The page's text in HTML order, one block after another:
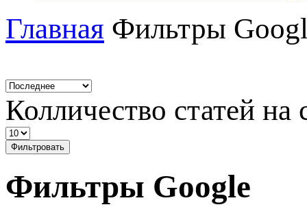
Главная Фильтры
Колличество статей на
Фильтровать
Фильтры Google